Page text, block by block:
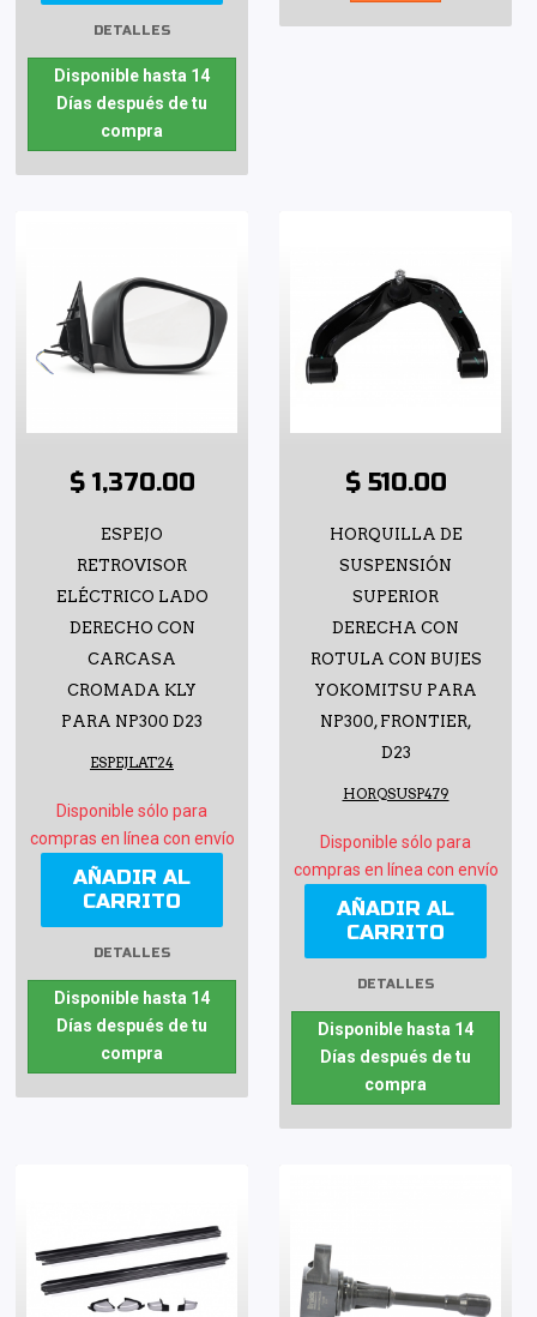
DETALLES
Disponible hasta 14
Días después de tu
compra
$ 1,370.00
ESPEJO
RETROVISOR
ELÉCTRICO LADO
DERECHO CON
CARCASA
CROMADA KLY
PARA NP300 D23
ESPEJLAT24
Disponible sólo para
compras en línea con envío
AÑADIR AL
CARRITO
DETALLES
Disponible hasta 14
Días después de tu
compra
$ 510.00
HORQUILLA DE
SUSPENSIÓN
SUPERIOR
DERECHA CON
ROTULA CON BUJES
YOKOMITSU PARA
NP300, FRONTIER,
D23
HORQSUSP479
Disponible sólo para
compras en línea con envío
AÑADIR AL
CARRITO
DETALLES
Disponible hasta 14
Días después de tu
compra